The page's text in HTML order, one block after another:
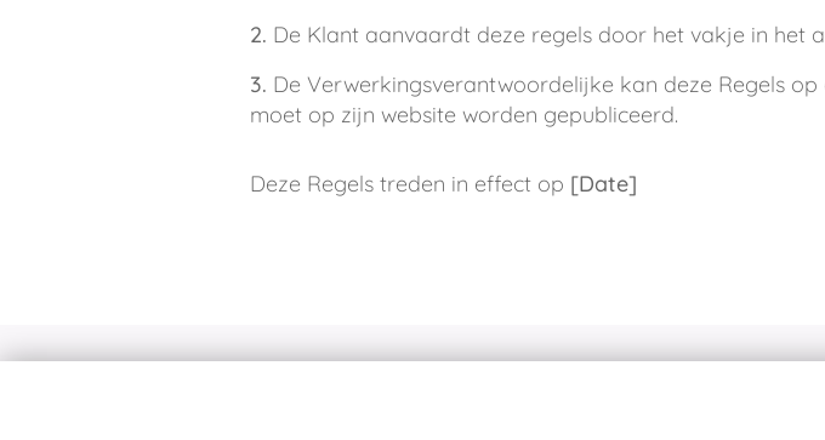
2. De Klant aanvaardt deze regels door het vakje in het
3. De Verwerkingsverantwoordelijke kan deze Regels
moet op zijn website worden gepubliceerd.
Deze Regels treden in effect op [Date]
Welkom! Leuk dat je inspiratie en kennis komt opdoen. Wij, en
cookies voor het bijhouden van statistieken, om jouw